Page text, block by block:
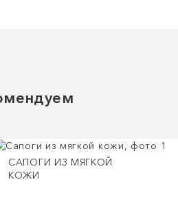
САПОГИ ИЗ МЯГКОЙ
КОЖИ